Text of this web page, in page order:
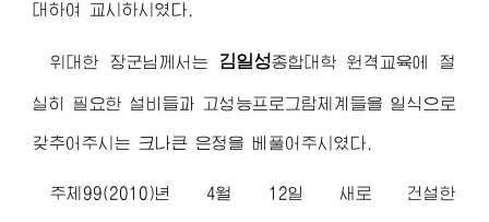
대하여 교시하시였다.
위대한 장군님 께서는 김일성종합대학 원격교육에 절
실히 필요한 설비들과 고성능프로그람체계들을 일식으로
갖추어주시는 크나큰 은정을 베풀어주시였다.
주체99(2010)년 4월 12일 새로 건설한